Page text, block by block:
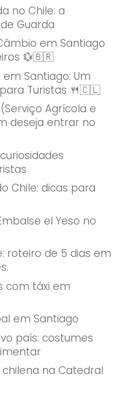
no Chile: a
Guarda
em Santiago
💱🇧🇷
Santiago: Um
Turistas 🍴🇨🇱
Agrícola e
deseja entrar no
Chile: dicas para
el Yeso no
roteiro de 5 dias em
com táxi em
em Santiago
país: costumes
na Catedral